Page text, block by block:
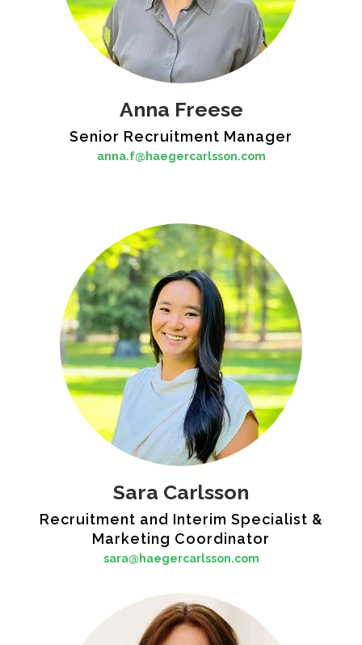
Anna Freese
Senior Recruitment Manager
anna.f@haegercarlsson.com
Sara Carlsson
Recruitment and Interim Specialist &
Marketing Coordinator
sara@haegercarlsson.com